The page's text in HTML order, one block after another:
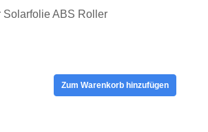
Solarfolie ABS Roller
Zum Warenkorb hinzufügen